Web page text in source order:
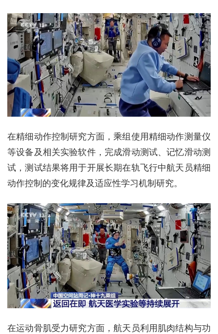
在精细动作控制研究方面，乘组使用精细动作测量仪
等设备及相关实验软件，完成滑动测试、记忆滑动测
试，测试结果将用于开展长期在轨飞行中航天员精细
动作控制的变化规律及适应性学习机制研究。
在运动骨肌受力研究方面，航天员利用肌肉结构与功